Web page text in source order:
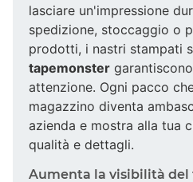
lasciare un'impressione
spedizione, stoccaggio o
prodotti, i nastri stampati
tapemonster
attenzione. Ogni pacco
magazzino diventa
azienda e mostra alla tua
qualità e dettagli.
Aumenta la visibilità del